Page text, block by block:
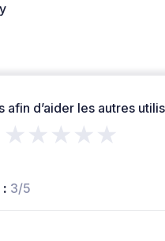
afin d’aider les autres
★★★★★
: 3/5